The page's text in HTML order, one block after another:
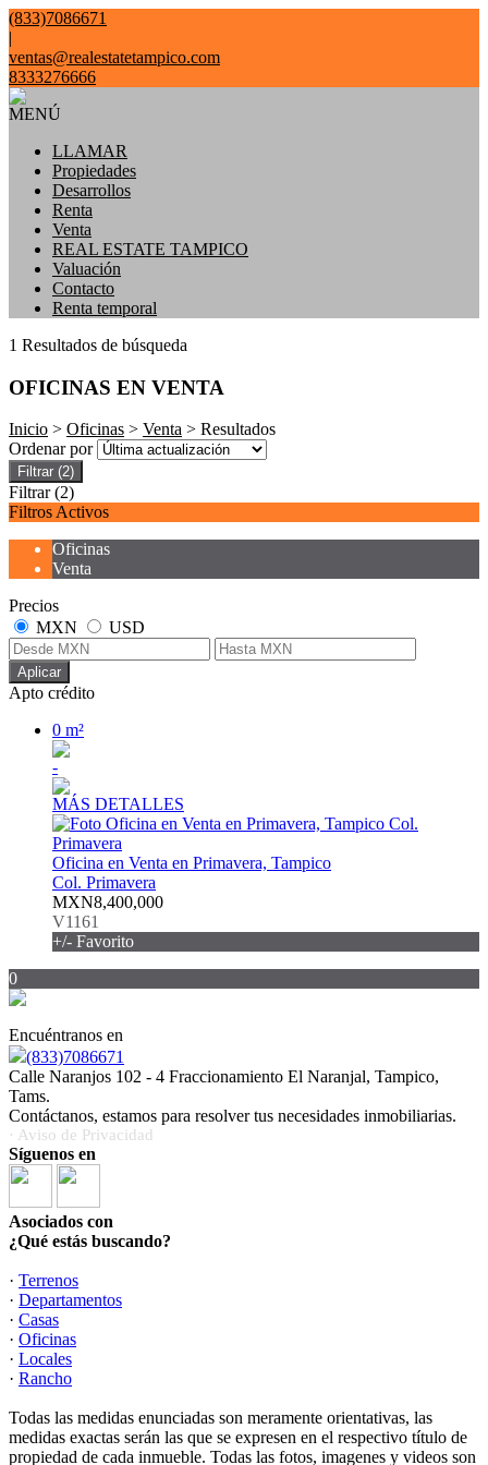
(833)7086671
|
ventas@realestatetampico.com
8333276666
MENÚ
LLAMAR
Propiedades
Desarrollos
Renta
Venta
REAL ESTATE TAMPICO
Valuación
Contacto
Renta temporal
1 Resultados de búsqueda
OFICINAS EN VENTA
Inicio > Oficinas > Venta > Resultados
Ordenar por
Filtrar (2)
Filtrar (2)
Filtros Activos
Oficinas
Venta
Precios
MXN
USD
Aplicar
Apto crédito
0 m²
-
MÁS DETALLES
Oficina en Venta en Primavera, Tampico
Col. Primavera
MXN8,400,000
V1161
+/- Favorito
0
Encuéntranos en
(833)7086671
Calle Naranjos 102 - 4 Fraccionamiento El Naranjal, Tampico,
Tams.
Contáctanos, estamos para resolver tus necesidades inmobiliarias.
· Aviso de Privacidad
Síguenos en
Asociados con
¿Qué estás buscando?
· Terrenos
· Departamentos
· Casas
· Oficinas
· Locales
· Rancho
Todas las medidas enunciadas son meramente orientativas, las
medidas exactas serán las que se expresen en el respectivo título de
propiedad de cada inmueble. Todas las fotos, imagenes y videos son